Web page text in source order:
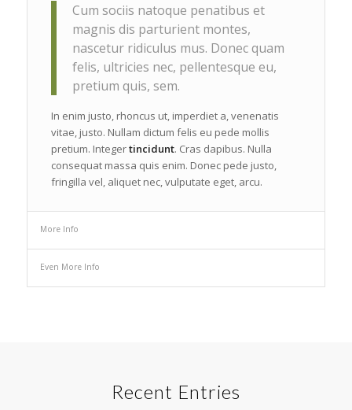
Cum sociis natoque penatibus et
magnis dis parturient montes,
nascetur ridiculus mus. Donec quam
felis, ultricies nec, pellentesque eu,
pretium quis, sem.
In enim justo, rhoncus ut, imperdiet a, venenatis
vitae, justo. Nullam dictum felis eu pede mollis
pretium. Integertincidunt. Cras dapibus. Nulla
consequat massa quis enim. Donec pede justo,
fringilla vel, aliquet nec, vulputate eget, arcu.
More Info
Even More Info
Recent Entries